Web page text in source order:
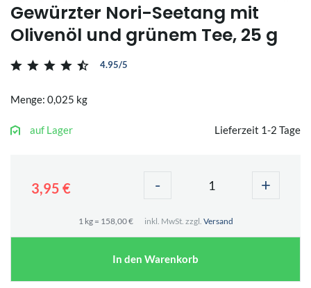
Gewürzter Nori-Seetang mit
Olivenöl und grünem Tee, 25 g
4.95/5
Menge: 0,025 kg
auf Lager Lieferzeit 1-2 Tage
3,95 € - +
1 kg = 158,00 € inkl. MwSt. zzgl. Versand
In den Warenkorb